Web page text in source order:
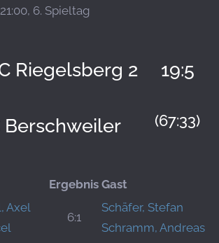
6. Spieltag
Riegelsberg 2 19:5
(67:33)
Berschweiler
Ergebnis Gast
Axel
6:1
Schäfer, Stefan
Schramm, Andreas